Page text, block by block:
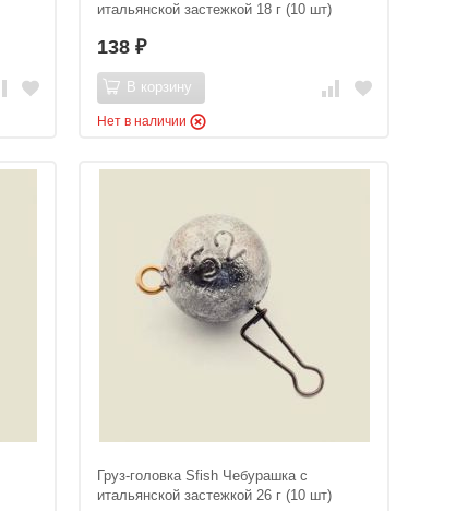
итальянской застежкой 18 г (10 шт)
138 ₽
В корзину
Нет в наличии
Груз-головка Sfish Чебурашка с
итальянской застежкой 26 г (10 шт)